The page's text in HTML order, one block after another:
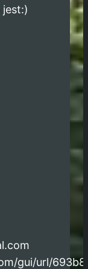
jest:)
gui/url/